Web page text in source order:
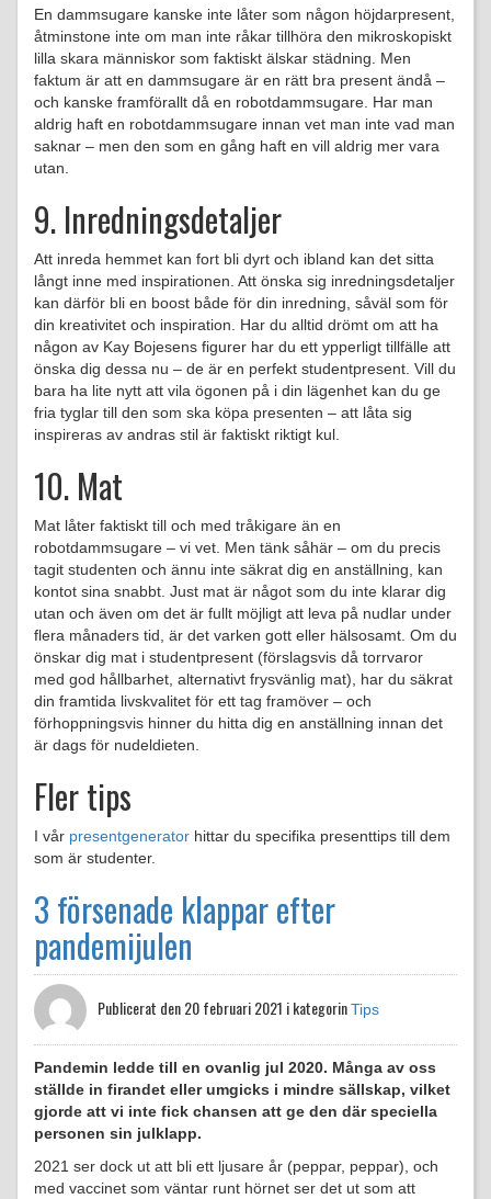
En dammsugare kanske inte låter som någon höjdarpresent,
åtminstone inte om man inte råkar tillhöra den mikroskopiskt
lilla skara människor som faktiskt älskar städning. Men
faktum är att en dammsugare är en rätt bra present ändå –
och kanske framförallt då en robotdammsugare. Har man
aldrig haft en robotdammsugare innan vet man inte vad man
saknar – men den som en gång haft en vill aldrig mer vara
utan.
9. Inredningsdetaljer
Att inreda hemmet kan fort bli dyrt och ibland kan det sitta
långt inne med inspirationen. Att önska sig inredningsdetaljer
kan därför bli en boost både för din inredning, såväl som för
din kreativitet och inspiration. Har du alltid drömt om att ha
någon av Kay Bojesens figurer har du ett ypperligt tillfälle att
önska dig dessa nu – de är en perfekt studentpresent. Vill du
bara ha lite nytt att vila ögonen på i din lägenhet kan du ge
fria tyglar till den som ska köpa presenten – att låta sig
inspireras av andras stil är faktiskt riktigt kul.
10. Mat
Mat låter faktiskt till och med tråkigare än en
robotdammsugare – vi vet. Men tänk såhär – om du precis
tagit studenten och ännu inte säkrat dig en anställning, kan
kontot sina snabbt. Just mat är något som du inte klarar dig
utan och även om det är fullt möjligt att leva på nudlar under
flera månaders tid, är det varken gott eller hälsosamt. Om du
önskar dig mat i studentpresent (förslagsvis då torrvaror
med god hållbarhet, alternativt frysvänlig mat), har du säkrat
din framtida livskvalitet för ett tag framöver – och
förhoppningsvis hinner du hitta dig en anställning innan det
är dags för nudeldieten.
Fler tips
I vår presentgenerator hittar du specifika presenttips till dem
som är studenter.
3 försenade klappar efter
pandemijulen
Publicerat den20 februari 2021 i kategorinTips
Pandemin ledde till en ovanlig jul 2020. Många av oss
ställde in firandet eller umgicks i mindre sällskap, vilket
gjorde att vi inte fick chansen att ge den där speciella
personen sin julklapp.
2021 ser dock ut att bli ett ljusare år (peppar, peppar), och
med vaccinet som väntar runt hörnet ser det ut som att